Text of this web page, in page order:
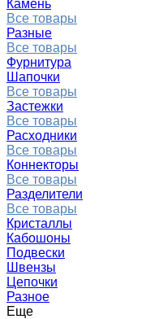
Камень
Все товары
Разные
Все товары
Фурнитура
Шапочки
Все товары
Застежки
Все товары
Расходники
Все товары
Коннекторы
Все товары
Разделители
Все товары
Кристаллы
Кабошоны
Подвески
Швензы
Цепочки
Разное
Еще